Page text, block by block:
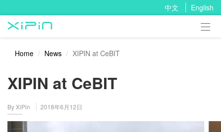
中文 English

Home News XIPIN at CeBIT
XIPIN at CeBIT
By XiPin 2018年6月12日